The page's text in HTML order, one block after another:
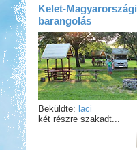
Kelet-Magyarországi
barangolás
Beküldte: laci
két részre szakadt...